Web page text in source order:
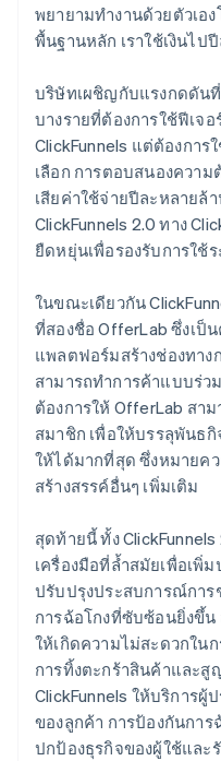
พยายามทำงานด้วยตัวเอ
พื้นฐานหลัก เราใช้เงินไป
บริษัทเผชิญกับแรงกดดัน
บางรายที่ต้องการใช้ฟีเจ
ClickFunnels แต่ต้องการ
เลือก การตอบสนองควา
เสียค่าใช้จ่ายปีละหลายล้
ClickFunnels 2.0 ทาง
ยืดหยุ่นเพื่อรองรับการใช้
ในขณะเดียวกัน
ที่สองชื่อ OfferLab ซึ่งเป็
แพลตฟอร์มสร้างช่องทาง
สามารถทำการค้าแบบร่ว
ต้องการให้ OfferLab สา
สมาชิก เพื่อให้บรรลุพันธ
ให้ได้มากที่สุด ซึ่งหมายค
สร้างสรรค์อื่นๆ เพิ่มเติม
สุดท้ายนี้ ทั้ง
เครื่องมือที่ล้ำสมัยเพื่อเพิ่
ปรับปรุงประสบการณ์การ
การฉ้อโกงที่ซับซ้อนยิ่งขึ้น
ให้เกิดความไม่สะดวกใน
การทิ้งตะกร้าสินค้าและสู
ClickFunnels ให้บริการผู้
ของลูกค้า การป้องกันกา
ปกป้องธุรกิจของผู้ใช้และ